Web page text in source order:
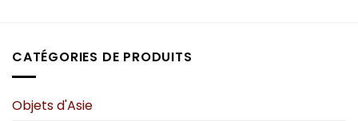
CATÉGORIES DE PRODUITS
Objets d'Asie